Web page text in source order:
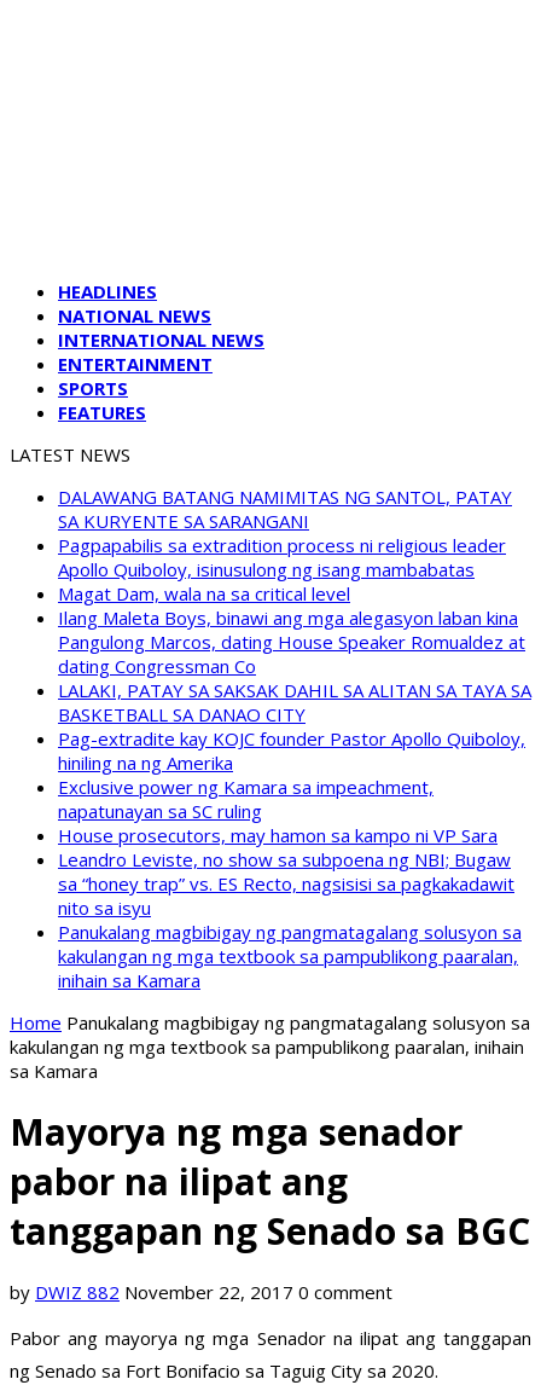
HEADLINES
NATIONAL NEWS
INTERNATIONAL NEWS
ENTERTAINMENT
SPORTS
FEATURES
LATEST NEWS
DALAWANG BATANG NAMIMITAS NG SANTOL, PATAY
SA KURYENTE SA SARANGANI
Pagpapabilis sa extradition process ni religious leader
Apollo Quiboloy, isinusulong ng isang mambabatas
Magat Dam, wala na sa critical level
Ilang Maleta Boys, binawi ang mga alegasyon laban kina
Pangulong Marcos, dating House Speaker Romualdez at
dating Congressman Co
LALAKI, PATAY SA SAKSAK DAHIL SA ALITAN SA TAYA SA
BASKETBALL SA DANAO CITY
Pag-extradite kay KOJC founder Pastor Apollo Quiboloy,
hiniling na ng Amerika
Exclusive power ng Kamara sa impeachment,
napatunayan sa SC ruling
House prosecutors, may hamon sa kampo ni VP Sara
Leandro Leviste, no show sa subpoena ng NBI; Bugaw
sa “honey trap” vs. ES Recto, nagsisisi sa pagkakadawit
nito sa isyu
Panukalang magbibigay ng pangmatagalang solusyon sa
kakulangan ng mga textbook sa pampublikong paaralan,
inihain sa Kamara
Home Panukalang magbibigay ng pangmatagalang solusyon sa
kakulangan ng mga textbook sa pampublikong paaralan, inihain
sa Kamara
Mayorya ng mga senador
pabor na ilipat ang
tanggapan ng Senado sa BGC
by DWIZ 882 November 22, 2017 0 comment
Pabor ang mayorya ng mga Senador na ilipat ang tanggapan
ng Senado sa Fort Bonifacio sa Taguig City sa 2020.